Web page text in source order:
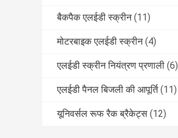
बैकपैक एलईडी स्क्रीन (11)
मोटरबाइक एलईडी स्क्रीन (4)
एलईडी स्क्रीन नियंत्रण प्रणाली (6)
एलईडी पैनल बिजली की आपूर्ति (11)
यूनिवर्सल रूफ रैक ब्रैकेट्स (12)